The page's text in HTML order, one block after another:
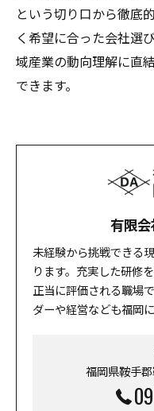
という切り口から徹底
く希望に合った会社選
域産業の動向理解に直
できます。
有限
未経験から挑戦できる
ります。充実した研修
正当に評価される職場
ダーや経営なども福岡
福岡県鞍手